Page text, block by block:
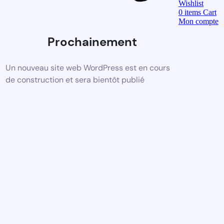
Prochainement
Un nouveau site web WordPress est en cours
de construction et sera bientôt publié
Wishlist
0 items Cart
Mon compte